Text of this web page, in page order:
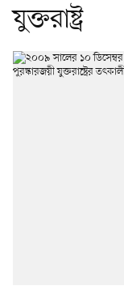
যুক্তরাষ্ট্র